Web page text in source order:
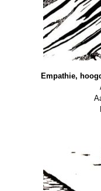
Empathie,